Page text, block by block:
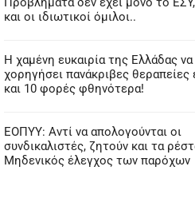
και οι ιδιωτικοί όμιλοι..
Η χαμένη ευκαιρία της Ελλάδας να
χορηγήσει πανάκριβες θεραπείες
και 10 φορές φθηνότερα!
ΕΟΠΥΥ: Αντί να απολογούνται οι
συνδικαλιστές, ζητούν και τα
Μηδενικός έλεγχος των παρόχων